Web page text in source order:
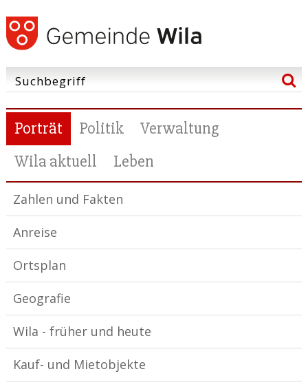
Porträt Politik
Verwaltung
Wila aktuell
Leben
Zahlen und Fakten
Anreise
Ortsplan
Geografie
Wila - früher und heute
Kauf- und Mietobjekte